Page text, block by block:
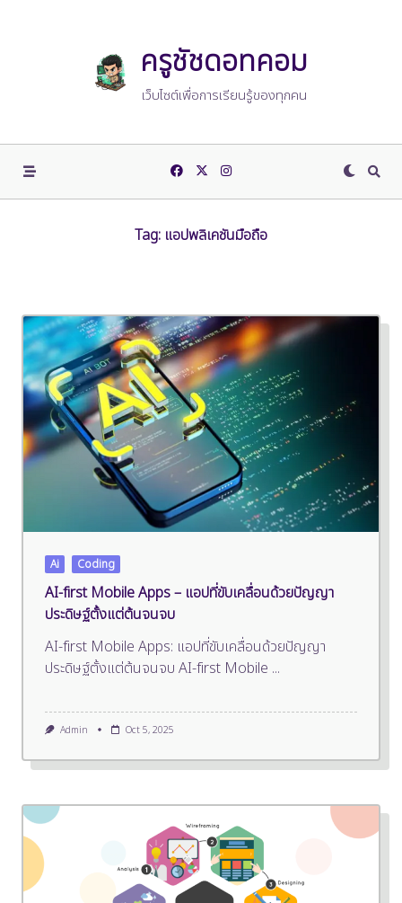
ครูชัชดอทคอม
เว็บไซต์เพื่อการเรียนรู้ของทุกคน
Tag: แอปพลิเคชันมือถือ
Ai Coding
AI-first Mobile Apps – แอปที่ขับเคลื่อนด้วยปัญญา
ประดิษฐ์ตั้งแต่ต้นจนจบ
AI-first Mobile Apps: แอปที่ขับเคลื่อนด้วยปัญญา
ประดิษฐ์ตั้งแต่ต้นจนจบ AI-first Mobile ...
Admin Oct 5, 2025